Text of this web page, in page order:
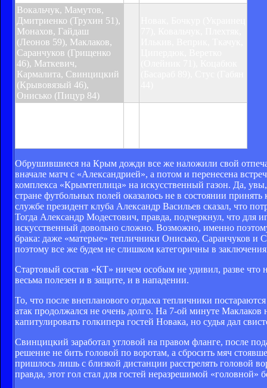
Вокальчук, Мамутов,
Дмитриенко (Трухин 51),
Монахов, Гайдаш
(Леонов 59), Маклаков,
Саранчуков (Грищенко
46), Маткевич,
Кармалита, Свинцицкий
(Крывовязый 46),
Онисько (Пицур 84)
Обрушившиеся на Крым дожди все же наложили свой
вначале матч с «Александрией», а потом и перенесена
комплекса «Крымтеплица» на искусственный газон. Да,
стране футбольных полей оказалось не в состоянии
службе президент клуба Александр Васильев сказал, что
Тогда Александр Модестович, правда, подчеркнул, что для
искусственный довольно сложно. Возможно, именно
брака: даже «матерые» тепличники Онисько, Саранчуков
поэтому все же будем не слишком категоричны в
Стартовый состав «КТ» ничем особым не удивил, разве
весьма полезен и в защите, и в нападении.
То, что после внепланового отдыха тепличники
атак продолжался не очень долго. На 7-ой минуте
капитулировать голкипера гостей Новака, но судья дал
Свинцицкий заработал угловой на правом фланге, после
решение не бить головой по воротам, а сбросить мяч
пришлось лишь с близкой дистанции расстрелять головой
правда, этот гол стал для гостей неразрешимой